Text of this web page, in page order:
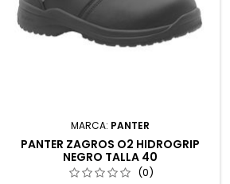
MARCA: PANTER
PANTER ZAGROS O2 HIDROGRIP
NEGRO TALLA 40
(0)